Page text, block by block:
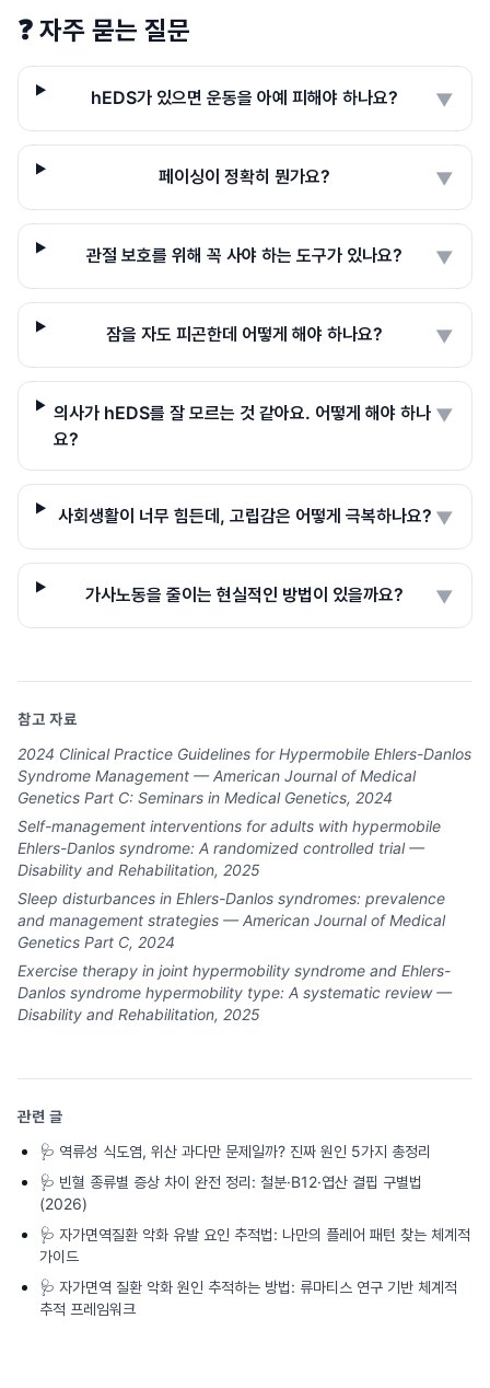
❓ 자주 묻는 질문
hEDS가 있으면 운동을 아예 피해야 하나요? ▼
페이싱이 정확히 뭔가요? ▼
관절 보호를 위해 꼭 사야 하는 도구가 있나요? ▼
잠을 자도 피곤한데 어떻게 해야 하나요? ▼
의사가 hEDS를 잘 모르는 것 같아요. 어떻게 해야 하나
요?
▼
사회생활이 너무 힘든데, 고립감은 어떻게 극복하나요? ▼
가사노동을 줄이는 현실적인 방법이 있을까요? ▼
참고 자료
2024 Clinical Practice Guidelines for Hypermobile Ehlers-Danlos
Syndrome Management — American Journal of Medical
Genetics Part C: Seminars in Medical Genetics, 2024
Self-management interventions for adults with hypermobile
Ehlers-Danlos syndrome: A randomized controlled trial —
Disability and Rehabilitation, 2025
Sleep disturbances in Ehlers-Danlos syndromes: prevalence
and management strategies — American Journal of Medical
Genetics Part C, 2024
Exercise therapy in joint hypermobility syndrome and Ehlers-
Danlos syndrome hypermobility type: A systematic review —
Disability and Rehabilitation, 2025
관련 글
🩺 역류성 식도염, 위산 과다만 문제일까? 진짜 원인 5가지 총정리
🩺 빈혈 종류별 증상 차이 완전 정리: 철분·B12·엽산 결핍 구별법
(2026)
🩺 자가면역질환 악화 유발 요인 추적법: 나만의 플레어 패턴 찾는 체계적
가이드
🩺 자가면역 질환 악화 원인 추적하는 방법: 류마티스 연구 기반 체계적
추적 프레임워크